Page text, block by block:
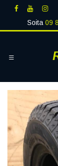
Siirry sisältöön
Soita09